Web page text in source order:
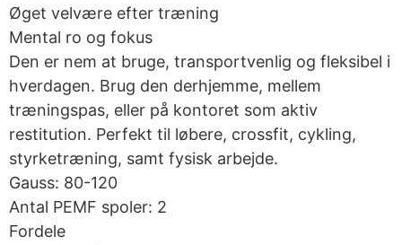
Øget velvære efter træning
Mental ro og fokus
Den er nem at bruge, transportvenlig og fleksibel i
hverdagen. Brug den derhjemme, mellem
træningspas, eller på kontoret som aktiv
restitution. Perfekt til løbere, crossfit, cykling,
styrketræning, samt fysisk arbejde.
Gauss: 80-120
Antal PEMF spoler: 2
Fordele